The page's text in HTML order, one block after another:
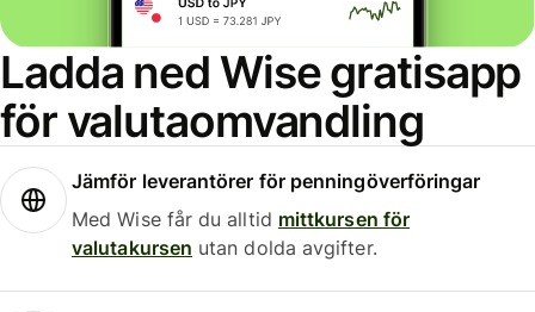
Ladda ned Wise gratisapp
för valutaomvandling
Jämför leverantörer för penningöverföringar
Med Wise får du alltid mittkursen för
valutakursen utan dolda avgifter.